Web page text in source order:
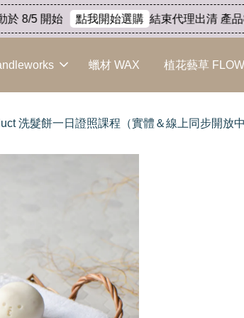
開始 點我開始選購 結束代理出清 產品8折
蠟材 WAX 植花藝草
洗髮餅一日證照課程（實體＆線上同步開放中